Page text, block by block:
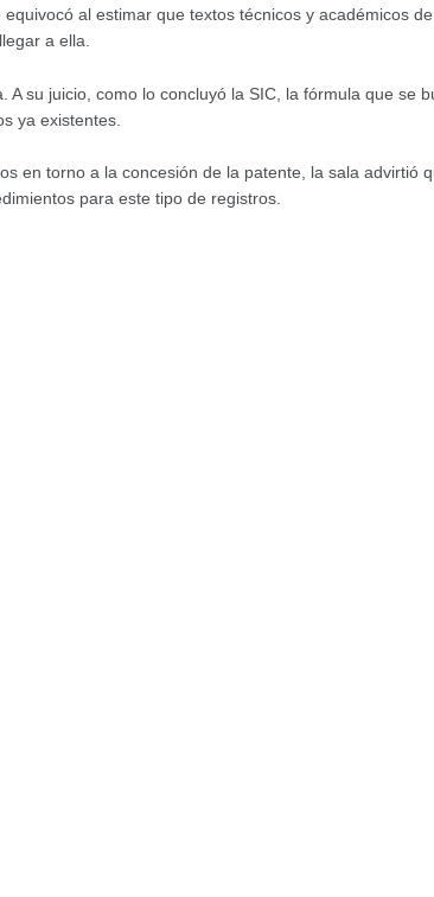
al estimar que textos técnicos y académicos
a ella.
su juicio, como lo concluyó la SIC, la fórmula que
ya existentes.
en torno a la concesión de la patente, la sala advirtió
para este tipo de registros.